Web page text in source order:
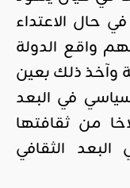
حال الاعتداء
واقع الدولة
وآخذ ذلك بعين
في البعد
من ثقافتها
الثقافي